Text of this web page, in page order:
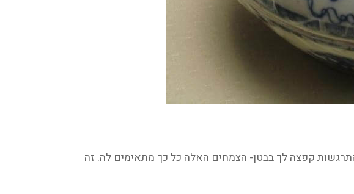
קפצה לך בבטן- הצמחים האלה כל כך מתאימים לה. זה